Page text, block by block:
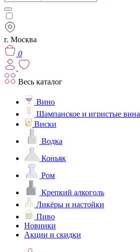
г. Москва
0
Весь каталог
Вино
Шампанское и игристые вина
Виски
Водка
Коньяк
Ром
Крепкий алкоголь
Ликёры и настойки
Пиво
Новинки
Акции и скидки